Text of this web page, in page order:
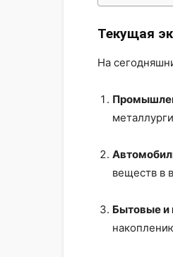
Текущая
На
веществ в
Бытовые